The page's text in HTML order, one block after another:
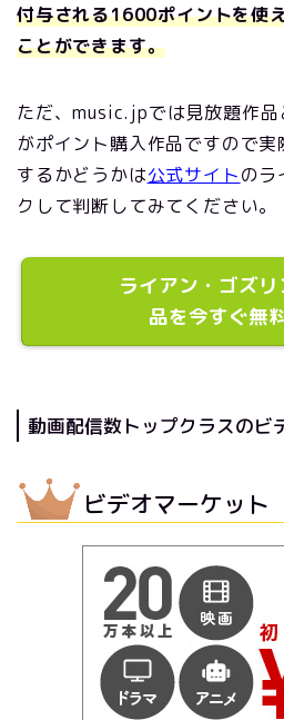
付与される1600ポイントを使
ことができます。
ただ、music.jpでは見放題作品
がポイント購入作品ですので
するかどうかは公式サイトのラ
クして判断してみてください。
ライアン・ゴズ
品を今すぐ無
動画配信数トップクラスのビ
ビデオマーケット